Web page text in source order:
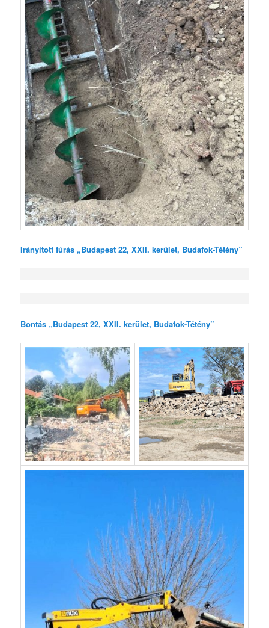
Irányított fúrás „Budapest 22, XXII. kerület, Budafok-Tétény”
Bontás „Budapest 22, XXII. kerület, Budafok-Tétény”